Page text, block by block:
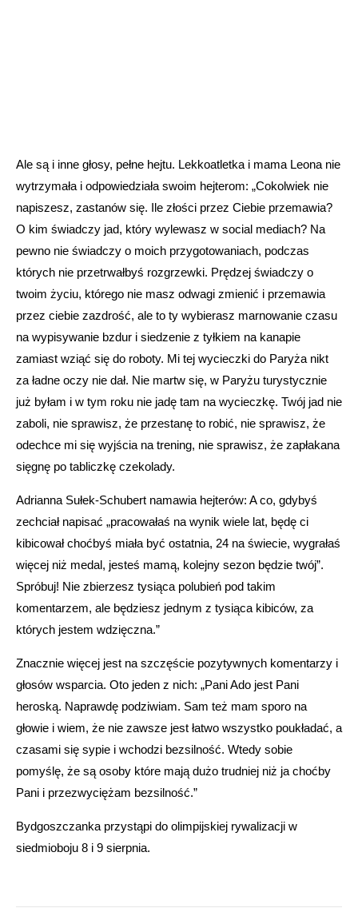
Ale są i inne głosy, pełne hejtu. Lekkoatletka i mama Leona nie
wytrzymała i odpowiedziała swoim hejterom: „Cokolwiek nie
napiszesz, zastanów się. Ile złości przez Ciebie przemawia?
O kim świadczy jad, który wylewasz w social mediach? Na
pewno nie świadczy o moich przygotowaniach, podczas
których nie przetrwałbyś rozgrzewki. Prędzej świadczy o
twoim życiu, którego nie masz odwagi zmienić i przemawia
przez ciebie zazdrość, ale to ty wybierasz marnowanie czasu
na wypisywanie bzdur i siedzenie z tyłkiem na kanapie
zamiast wziąć się do roboty. Mi tej wycieczki do Paryża nikt
za ładne oczy nie dał. Nie martw się, w Paryżu turystycznie
już byłam i w tym roku nie jadę tam na wycieczkę. Twój jad nie
zaboli, nie sprawisz, że przestanę to robić, nie sprawisz, że
odechce mi się wyjścia na trening, nie sprawisz, że zapłakana
sięgnę po tabliczkę czekolady.
Adrianna Sułek-Schubert namawia hejterów: A co, gdybyś
zechciał napisać „pracowałaś na wynik wiele lat, będę ci
kibicował choćbyś miała być ostatnia, 24 na świecie, wygrałaś
więcej niż medal, jesteś mamą, kolejny sezon będzie twój”.
Spróbuj! Nie zbierzesz tysiąca polubień pod takim
komentarzem, ale będziesz jednym z tysiąca kibiców, za
których jestem wdzięczna.”
Znacznie więcej jest na szczęście pozytywnych komentarzy i
głosów wsparcia. Oto jeden z nich: „Pani Ado jest Pani
heroską. Naprawdę podziwiam. Sam też mam sporo na
głowie i wiem, że nie zawsze jest łatwo wszystko poukładać, a
czasami się sypie i wchodzi bezsilność. Wtedy sobie
pomyślę, że są osoby które mają dużo trudniej niż ja choćby
Pani i przezwyciężam bezsilność.”
Bydgoszczanka przystąpi do olimpijskiej rywalizacji w
siedmioboju 8 i 9 sierpnia.